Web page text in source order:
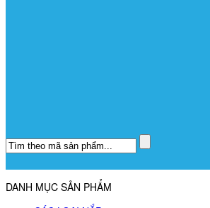
DANH MỤC SẢN PHẨM